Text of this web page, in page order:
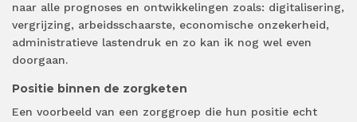
naar alle prognoses en ontwikkelingen zoals: digitalisering,
vergrijzing, arbeidsschaarste, economische onzekerheid,
administratieve lastendruk en zo kan ik nog wel even
doorgaan.
Positie binnen de zorgketen
Een voorbeeld van een zorggroep die hun positie echt